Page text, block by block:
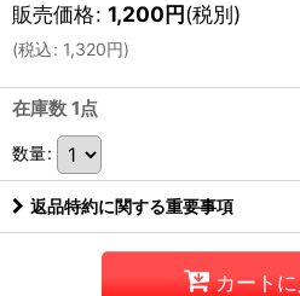
販売価格: 1,200円(税別)
(税込: 1,320円)
在庫数 1点
数量:
返品特約に関する重要事項
カート